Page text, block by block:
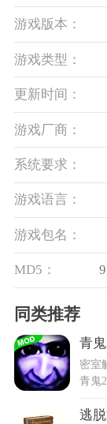
游戏版本：
游戏类型：
更新时间：
游戏厂商：
系统要求：
游戏语言：
游戏包名：
MD5：
同类推荐
青
密室
逃